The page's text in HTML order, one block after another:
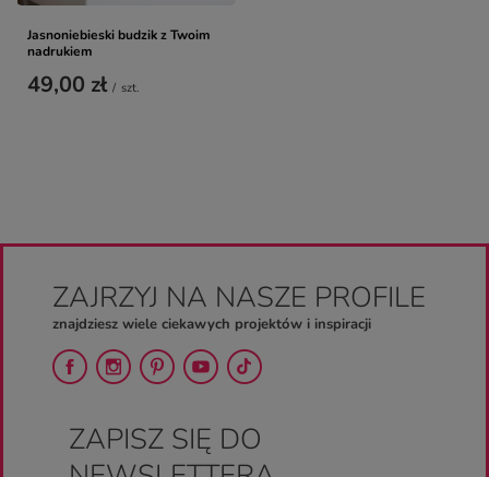
Jasnoniebieski budzik z Twoim
nadrukiem
49,00 zł / szt.
ZAJRZYJ NA NASZE PROFILE
znajdziesz wiele ciekawych projektów i inspiracji
ZAPISZ SIĘ DO